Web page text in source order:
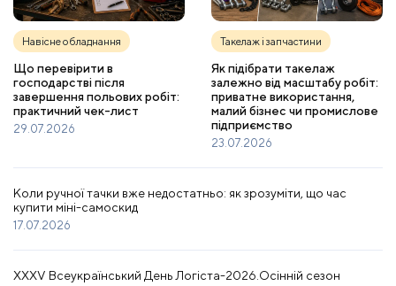
Навісне обладнання
Що перевірити в
господарстві після
завершення польових робіт:
практичний чек-лист
29.07.2026
Такелаж і запчастини
Як підібрати такелаж
залежно від масштабу робіт:
приватне використання,
малий бізнес чи промислове
підприємство
23.07.2026
Коли ручної тачки вже недостатньо: як зрозуміти, що час
купити міні-самоскид
17.07.2026
XXXV Всеукраїнський День Логіста-2026.Осінній сезон